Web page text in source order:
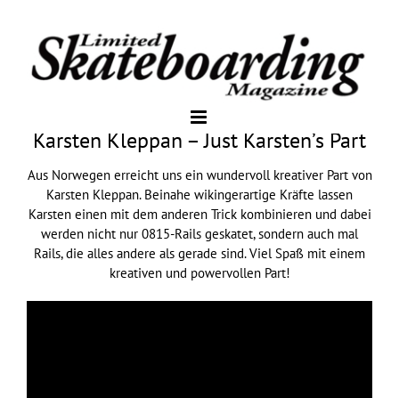
Karsten Kleppan – Just Karsten’s Part
Aus Norwegen erreicht uns ein wundervoll kreativer Part von
Karsten Kleppan. Beinahe wikingerartige Kräfte lassen
Karsten einen mit dem anderen Trick kombinieren und dabei
werden nicht nur 0815-Rails geskatet, sondern auch mal
Rails, die alles andere als gerade sind. Viel Spaß mit einem
kreativen und powervollen Part!